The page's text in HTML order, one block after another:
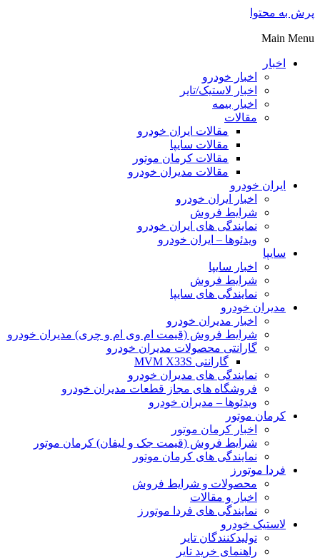
پرش به محتوا
Main Menu
اخبار
اخبار خودرو
اخبار لاستیک/تایر
اخبار بیمه
مقالات
مقالات ایران خودرو
مقالات سایپا
مقالات کرمان موتور
مقالات مدیران خودرو
ایران خودرو
اخبار ایران خودرو
شرایط فروش
نمایندگی های ایران خودرو
ویدئوها – ایران خودرو
سایپا
اخبار سایپا
شرایط فروش
نمایندگی های سایپا
مدیران خودرو
اخبار مدیران خودرو
شرایط فروش (قیمت ام وی ام و چری) مدیران خودرو
گارانتی محصولات مدیران خودرو
گارانتی MVM X33S
نمایندگی های مدیران خودرو
فروشگاه های مجاز قطعات مدیران خودرو
ویدئوها – مدیران خودرو
کرمان موتور
اخبار کرمان موتور
شرایط فروش (قیمت جک و لیفان) کرمان موتور
نمایندگی های کرمان موتور
فردا موتورز
محصولات و شرایط فروش
اخبار و مقالات
نمایندگی های فردا موتورز
لاستیک خودرو
تولیدکنندگان تایر
راهنمای خرید تایر